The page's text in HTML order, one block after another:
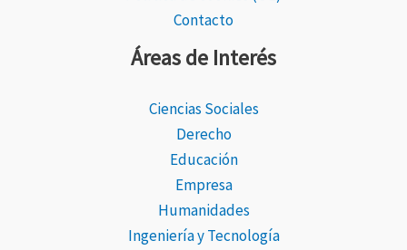
Contacto
Áreas de Interés
Ciencias Sociales
Derecho
Educación
Empresa
Humanidades
Ingeniería y Tecnología